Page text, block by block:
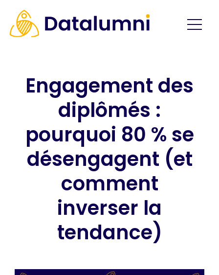
Engagement des
diplômés :
pourquoi 80 % se
désengagent (et
comment
inverser la
tendance)